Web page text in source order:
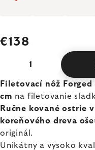
€138
Filetovací nôž
cm na filetovanie
Ručne kované ostrie
koreňového dreva
originál.
Unikátny a vysoko